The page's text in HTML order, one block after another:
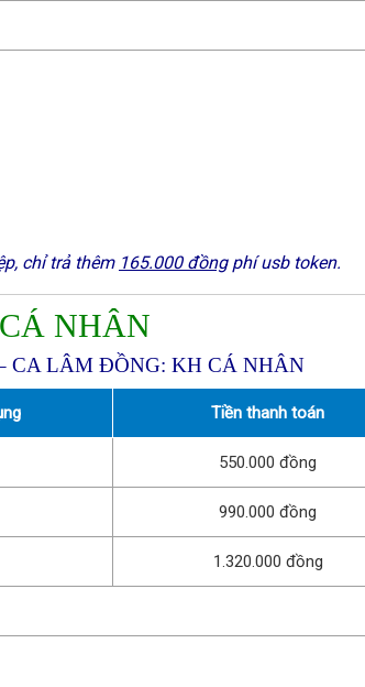
chỉ trả thêm 165.000 đồngphí usb token.
NHÂN
CA LÂM ĐỒNG: KH CÁ NHÂN
Tiền thanh toán
550.000 đồng
990.000 đồng
1.320.000 đồng